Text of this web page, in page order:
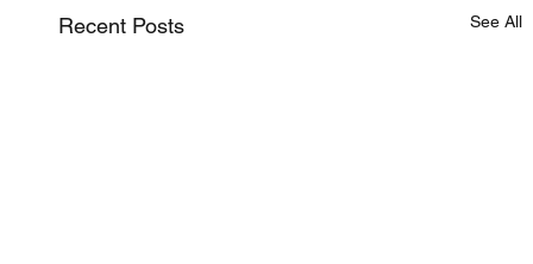
Recent Posts See All